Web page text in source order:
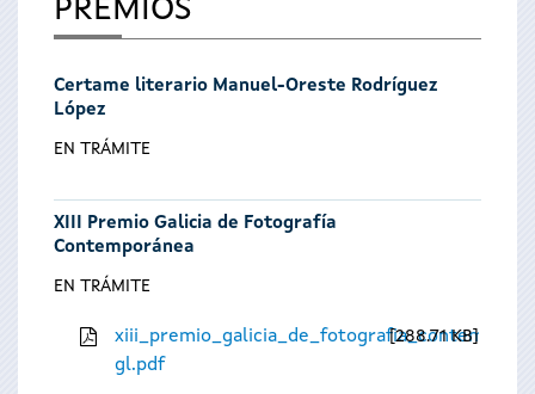
está
aquí
PREMIOS
Certame literario Manuel-Oreste Rodríguez
López
EN TRÁMITE
XIII Premio Galicia de Fotografía
Contemporánea
EN TRÁMITE
gl.pdf
288.71 KB